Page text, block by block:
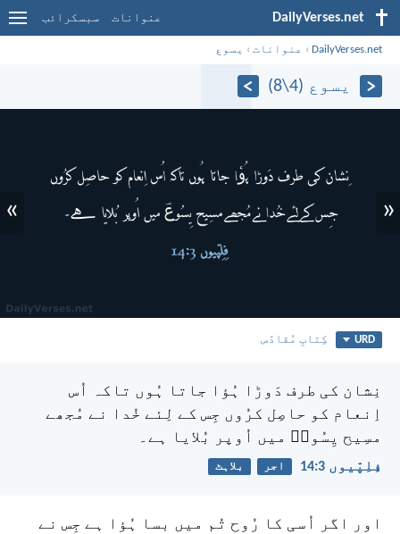
DailyVerses.net عنوانات سبسکرائب
DailyVerses.net
› عنوانات › یسوع
یسوع (4\8)
«
»
URD کِتابِ مُقادّس
نِشان کی طرف دَوڑا ہُؤا جاتا ہُوں تاکہ اُس
اِنعام کو حاصِل کرُوں جِس کے لِئے خُدا نے مُجھے
مسِیح یِسُوعؔ میں اُوپر بُلایا ہے۔
فِلِپّیوں 3:‏14 اجر بلاہٹ
اور اگر اُسی کا رُوح تُم میں بسا ہُؤا ہے جِس نے